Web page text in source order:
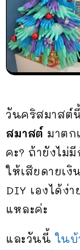
วันคริสมาสต์
สมาสต์ มาตก
คะ? ถ้ายังไม่
ให้เสียดายเงิ
DIY เองได้ง่
แหละค่ะ
และวันนี้ใน